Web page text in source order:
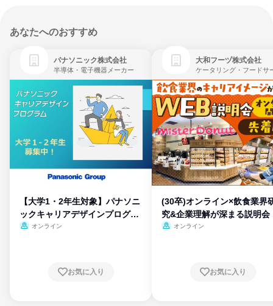
あなたへのおすすめ
パナソニック株式会社
半導体・電子機器メーカー
【大学1・2年生対象】パナソニ
ックキャリアデザインプログラ
ム
オンライン
お気に入り
大和フーヅ株式会社
(30卒)オンライン×飲食業界
究&企業理解が深まる説明会
オンライン
お気に入り